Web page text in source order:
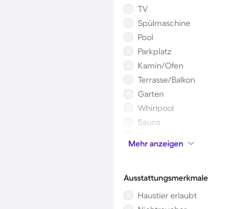
TV
Spülmaschine
Pool
Parkplatz
Kamin/Ofen
Terrasse/Balkon
Garten
Whirlpool
Sauna
Kinderbett
Mikrowelle
Mehr anzeigen
Ausstattungsmerkmale
Haustier erlaubt